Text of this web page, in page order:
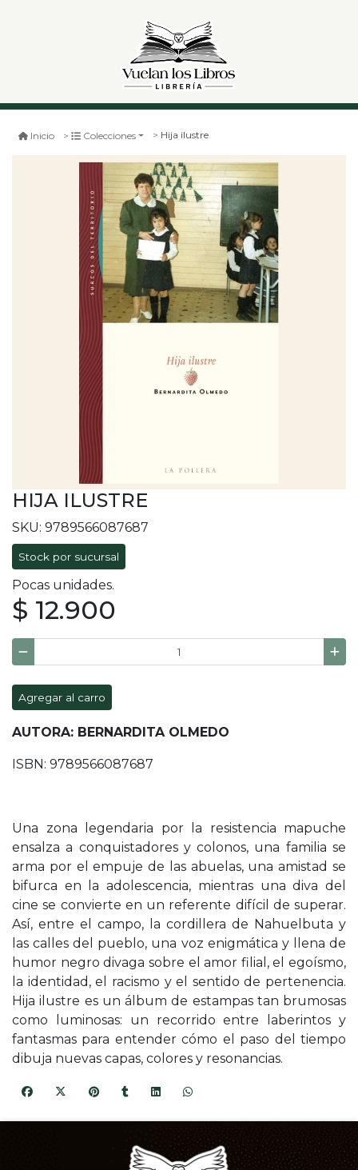
Inicio Colecciones Hija ilustre
HIJA ILUSTRE
SKU: 9789566087687
Stock por sucursal
Pocas unidades.
$ 12.900
Agregar al carro
AUTORA: BERNARDITA OLMEDO
ISBN: 9789566087687
Una zona legendaria por la resistencia mapuche
ensalza a conquistadores y colonos, una familia se
arma por el empuje de las abuelas, una amistad se
bifurca en la adolescencia, mientras una diva del
cine se convierte en un referente difícil de superar.
Así, entre el campo, la cordillera de Nahuelbuta y
las calles del pueblo, una voz enigmática y llena de
humor negro divaga sobre el amor filial, el egoísmo,
la identidad, el racismo y el sentido de pertenencia.
Hija ilustre es un álbum de estampas tan brumosas
como luminosas: un recorrido entre laberintos y
fantasmas para entender cómo el paso del tiempo
dibuja nuevas capas, colores y resonancias.